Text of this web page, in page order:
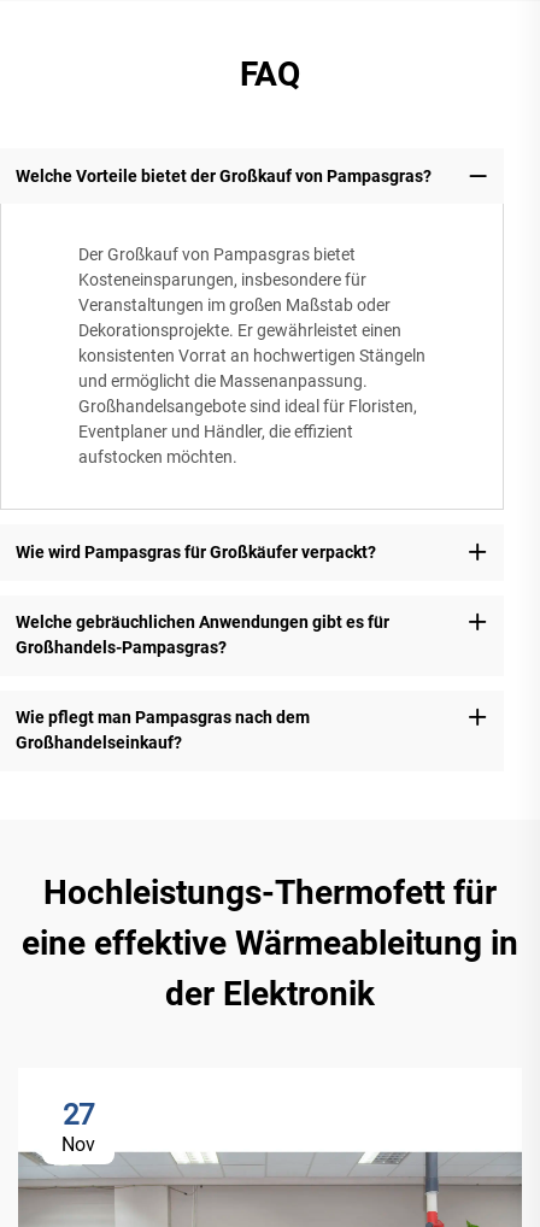
FAQ
Welche Vorteile bietet der Großkauf von Pampasgras?
Der Großkauf von Pampasgras bietet
Kosteneinsparungen, insbesondere für
Veranstaltungen im großen Maßstab oder
Dekorationsprojekte. Er gewährleistet einen
konsistenten Vorrat an hochwertigen Stängeln
und ermöglicht die Massenanpassung.
Großhandelsangebote sind ideal für Floristen,
Eventplaner und Händler, die effizient
aufstocken möchten.
Wie wird Pampasgras für Großkäufer verpackt?
Welche gebräuchlichen Anwendungen gibt es für
Großhandels-Pampasgras?
Wie pflegt man Pampasgras nach dem
Großhandelseinkauf?
Hochleistungs-Thermofett für
eine effektive Wärmeableitung in
der Elektronik
27
Nov